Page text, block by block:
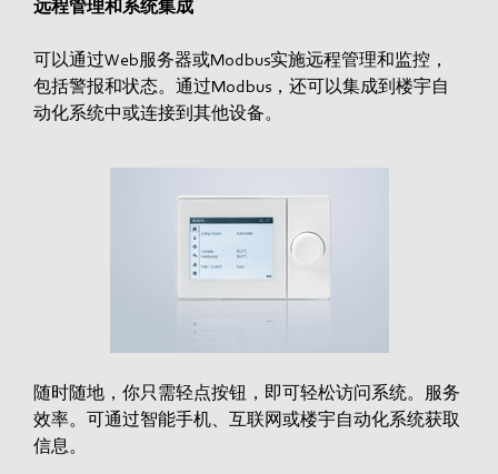
远程管理和系统集成
可以通过Web服务器或Modbus实施远程管理和监控，
包括警报和状态。通过Modbus，还可以集成到楼宇自
动化系统中或连接到其他设备。
随时随地，你只需轻点按钮，即可轻松访问系统。服务
效率。可通过智能手机、互联网或楼宇自动化系统获取
信息。